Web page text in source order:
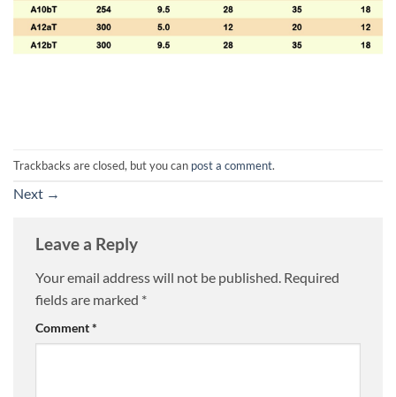
Trackbacks are closed, but you can post a comment.
Next →
Leave a Reply
Your email address will not be published. Required
fields are marked *
Comment*